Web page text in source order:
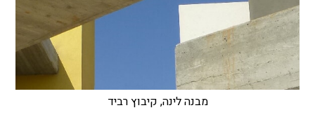
מבנה לינה, קיבוץ רביד